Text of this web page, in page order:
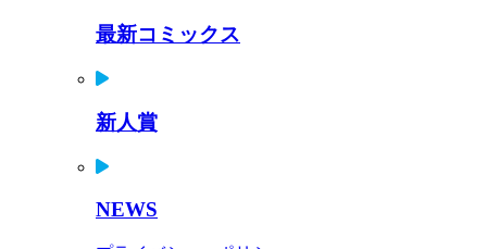
最新コミックス
新人賞
NEWS